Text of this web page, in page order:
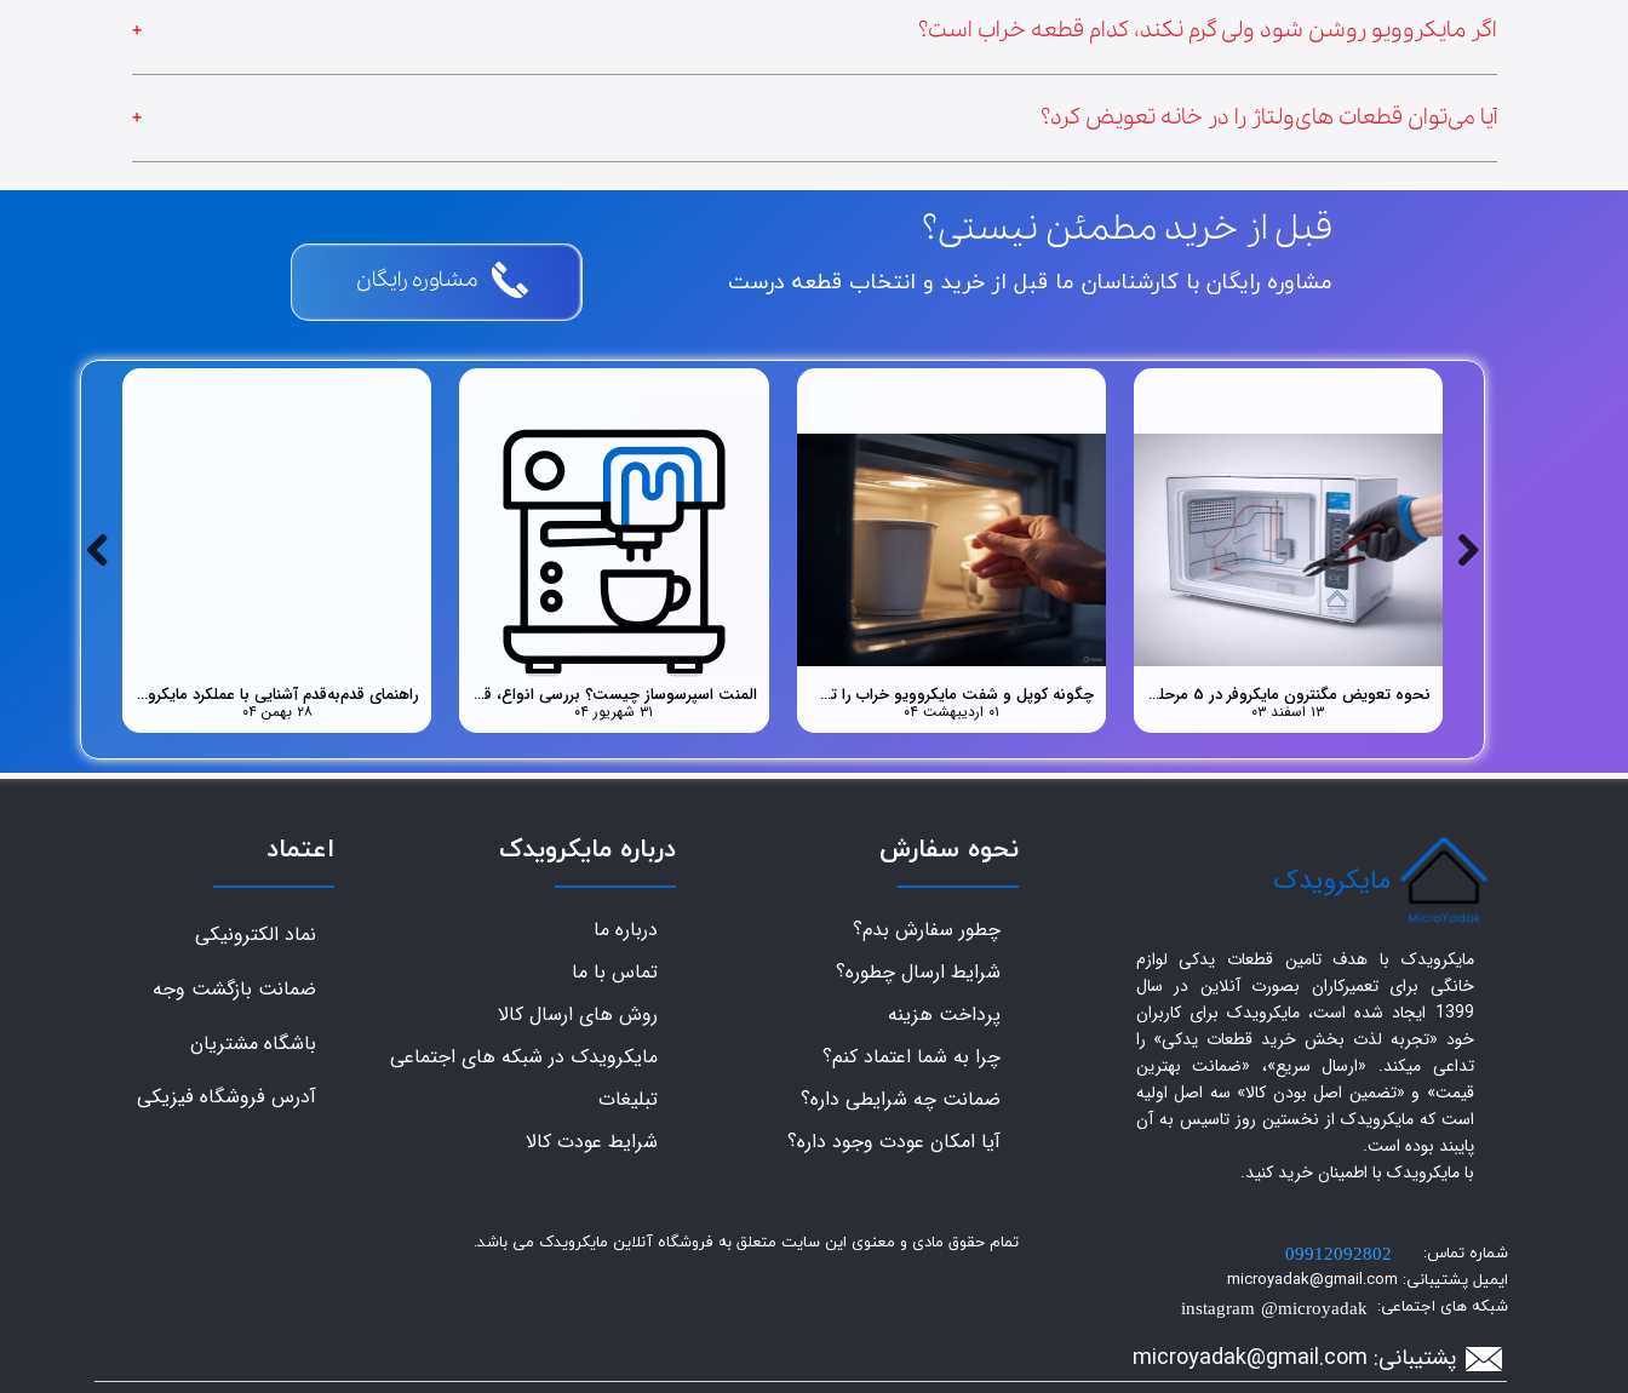
اگر مایکروویو روشن شود ولی گرم نکند، کدام قطعه خراب است؟
آیا می‌توان قطعات های‌ولتاژ را در خانه تعویض کرد؟
راهنمای قدم‌به‌قدم آشنایی با عملکرد مایکروویو تا تعمیر و خرید قطعه مناسب
۲۸ بهمن ۰۴
المنت اسپرسوساز چیست؟ بررسی انواع، قیمت و تشخیص خرید قطعه اصلی
۳۱ شهریور ۰۴
چگونه کوپل و شفت مایکروویو خراب را تشخیص دهیم؟
۰۱ اردیبهشت ۰۴
نحوه تعویض مگنترون مایکروفر در 5 مرحله ساده
۱۳ اسفند ۰۳
مشاوره رایگان مشاوره رایگان با کارشناسان ما قبل از خرید و انتخاب قطعه درست
قبل از خرید مطمئن نیستی؟
پشتیبانی: microyadak@gmail.com
مایکرویدک با هدف تامین قطعات یدکی لوازم
خانگی برای تعمیرکاران بصورت آنلاین در سال
1399 ایجاد شده است، مایکرویدک برای کاربران
خود «تجربه لذت بخش خرید قطعات یدکی» را
تداعی میکند. «ارسال سریع»، «ضمانت بهترین
قیمت» و «تضمین اصل بودن کالا» سه اصل اولیه
است که مایکرویدک از نخستین روز تاسیس به آن
پایبند بوده است.
با مایکرویدک با اطمینان خرید کنید.​​​​​​​
شماره تماس:
ایمیل پشتیبانی: microyadak@gmail.com
شبکه های اجتماعی:
​مایکرویدک
instagram @microyadak
09912092802
نحوه سفارش
چطور سفارش بدم؟
شرایط ارسال چطوره؟
پرداخت هزینه
چرا به شما اعتماد کنم؟
ضمانت چه شرایطی داره؟
آیا امکان عودت وجود داره؟
تمام حقوق مادی و معنوی این سایت متعلق به فروشگاه آنلاین مایکرویدک می باشد.
اعتماد
نماد الکترونیکی
ضمانت بازگشت وجه
باشگاه مشتریان
آدرس فروشگاه فیزیکی
درباره مایکرویدک
درباره ما
تماس با ما
روش های ارسال کالا
مایکرویدک در شبکه های اجتماعی
تبلیغات
شرایط عودت کالا